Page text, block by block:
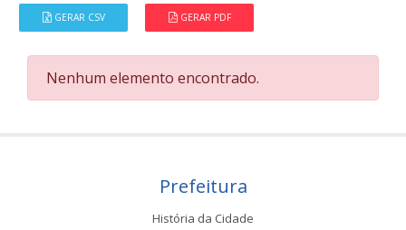
GERAR CSV GERAR PDF
Nenhum elemento encontrado.
Prefeitura
História da Cidade